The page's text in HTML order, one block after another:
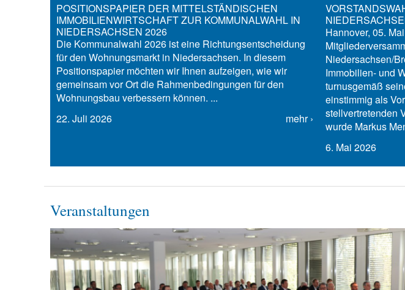
POSITIONSPAPIER DER MITTELSTÄNDISCHEN
IMMOBILIENWIRTSCHAFT ZUR KOMMUNALWAHL IN
NIEDERSACHSEN 2026
Die Kommunalwahl 2026 ist eine Richtungsentscheidung
für den Wohnungsmarkt in Niedersachsen. In diesem
Positionspapier möchten wir Ihnen aufzeigen, wie wir
gemeinsam vor Ort die Rahmenbedingungen für den
Wohnungsbau verbessern können. ...
22. Juli 2026
mehr
Hannover, 05.
Niedersachsen/
Immobilien- und
turnusgemäß
einstimmig als
stellvertretenden
wurde Markus
6. Mai 2026
Veranstaltungen